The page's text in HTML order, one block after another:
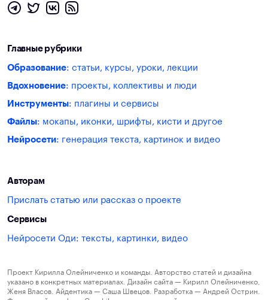
Главные рубрики
Образование: статьи, курсы, уроки, лекции
Вдохновение: проекты, коллективы и люди
Инструменты: плагины и сервисы
Файлы: мокапы, иконки, шрифты, кисти и другое
Нейросети: генерация текста, картинок и видео
Авторам
Прислать статью или рассказ о проекте
Сервисы
Нейросети Оди: тексты, картинки, видео
Проект Кирилла Олейниченко и команды. Авторство статей и дизайна
указано в конкретных материалах. Дизайн сайта — Кирилл Олейниченко,
Женя Власов. Айдентика — Саша Швецов. Разработка — Андрей Острин.